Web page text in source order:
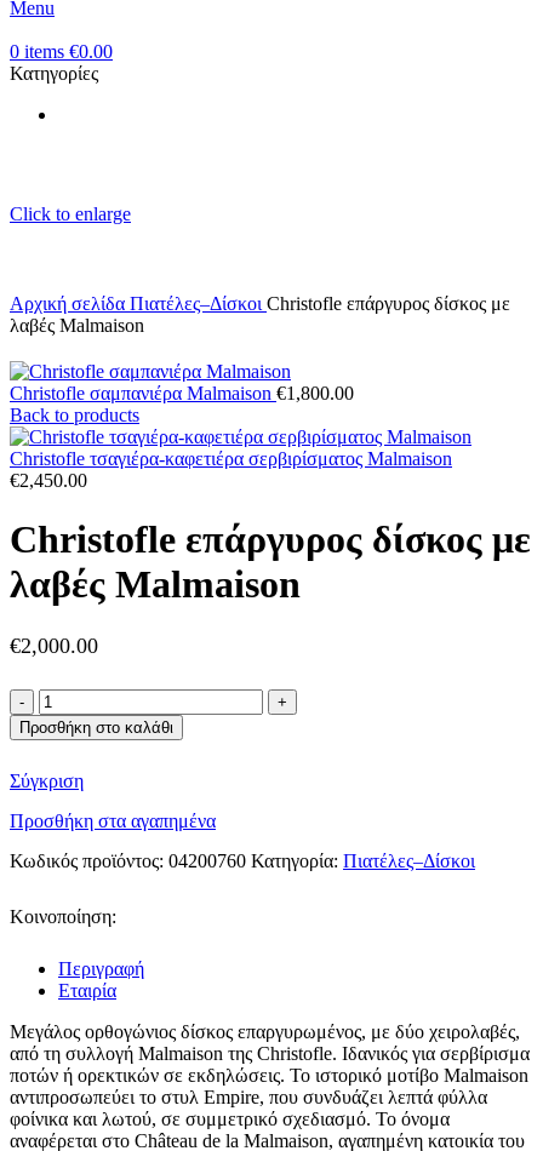
Menu
0 items €0.00
Κατηγορίες
Click to enlarge
Αρχική σελίδα Πιατέλες–Δίσκοι Christofle επάργυρος δίσκος με
λαβές Malmaison
Christofle σαμπανιέρα Malmaison €1,800.00
Back to products
Christofle τσαγιέρα-καφετιέρα σερβιρίσματος Malmaison
€2,450.00
Christofle επάργυρος δίσκος με
λαβές Malmaison
€2,000.00
Christofle
επάργυρος
δίσκος
λαβές
ποσότητα
Προσθήκη στο καλάθι
Σύγκριση
Προσθήκη στα αγαπημένα
Κωδικός προϊόντος: 04200760 Κατηγορία: Πιατέλες–Δίσκοι
Κοινοποίηση:
Περιγραφή
Εταιρία
Μεγάλος ορθογώνιος δίσκος επαργυρωμένος, με δύο χειρολαβές,
από τη συλλογή Malmaison της Christofle. Ιδανικός για σερβίρισμα
ποτών ή ορεκτικών σε εκδηλώσεις. Το ιστορικό μοτίβο Malmaison
αντιπροσωπεύει το στυλ Empire, που συνδυάζει λεπτά φύλλα
φοίνικα και λωτού, σε συμμετρικό σχεδιασμό. Το όνομα
αναφέρεται στο Château de la Malmaison, αγαπημένη κατοικία του